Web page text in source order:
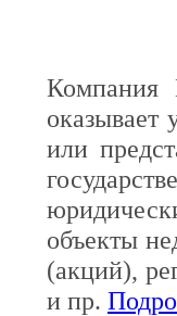
Компания
оказывает
или
объекты
(акций),
и пр.